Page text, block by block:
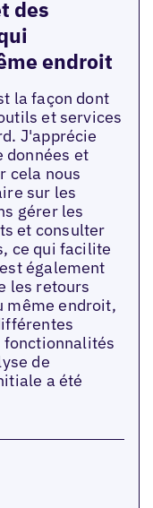
des
endroit
la façon dont
et services
J'apprécie
données et
cela nous
sur les
gérer les
et consulter
ce qui facilite
également
les retours
même endroit,
fonctionnalités
de
a été